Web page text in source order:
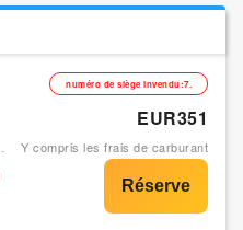
numéro de siège invendu:7.
EUR351
Y compris les frais de carburant